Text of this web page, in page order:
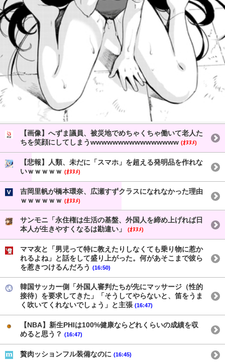
【画像】へずま議員、被災地でめちゃくちゃ働いて老人た
ちを笑顔にしてしまうwwwwwwwwwwwwwwww (ｵﾇﾇﾒ)
【悲報】人類、未だに「スマホ」を超える発明品を作れな
いｗｗｗｗｗ (ｵﾇﾇﾒ)
吉岡里帆が橋本環奈、広瀬すずクラスになれなかった理由
ｗｗｗｗｗｗ (ｵﾇﾇﾒ)
サンモニ「永住権は生活の基盤、外国人を締め上げれば日
本人が生きやすくなるは勘違い」
(ｵﾇﾇﾒ)
ママ友と「男児って特に教えたりしなくても乗り物に惹か
れるよね」と話をして盛り上がった。何があそこまで彼ら
を惹きつけるんだろう (16:50)
韓国サッカー側「外国人審判たちが先にマッサージ（性的
接待）を要求してきた」「そうしてやらないと、笛をうま
く吹いてくれないでしょう」と主張 (16:47)
【NBA】新生PHIは100%健康ならどれくらいの成績を収
めると思う？ (16:47)
贅肉ッションフル装備なのに (16:45)